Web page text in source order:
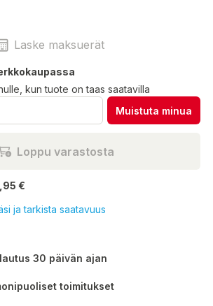
Laske maksuerät
kun tuote on taas saatavilla
Muistuta minua
Loppu varastosta
€
ja tarkista saatavuus
30 päivän ajan
toimitukset